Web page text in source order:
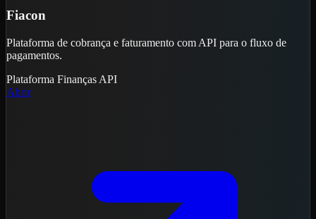
Fiacon
Plataforma de cobrança e faturamento com API para o fluxo de
pagamentos.
Plataforma Finanças API
Abrir